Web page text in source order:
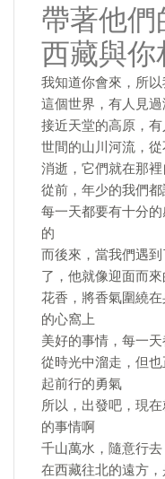
帶著他
西藏與你
我知道你會來，所
這個世界，有人見
接近天堂的高原，
世間的山川河流，
消逝，它們就在那
從前，年少的我們
每一天都要有十分
的
而後來，當我們遇
了，他就像迎面而
花香，將香氣圍繞
的心窩上
美好的事情，每一
從時光中溜走，但
起前行的勇氣
所以，出發吧，現
的事情啊
千山萬水，隨意行
在西藏往北的遠方